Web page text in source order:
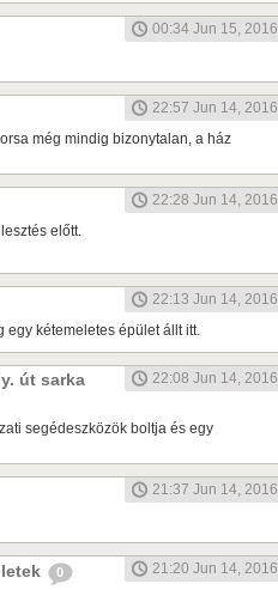
00:34 Jun 15, 2016
22:57 Jun 14, 2016
még mindig bizonytalan, a ház
22:28 Jun 14, 2016
előtt.
22:13 Jun 14, 2016
egy kétemeletes épület állt itt.
út sarka 22:08 Jun 14, 2016
segédeszközök boltja és egy
21:37 Jun 14, 2016
0
21:20 Jun 14, 2016